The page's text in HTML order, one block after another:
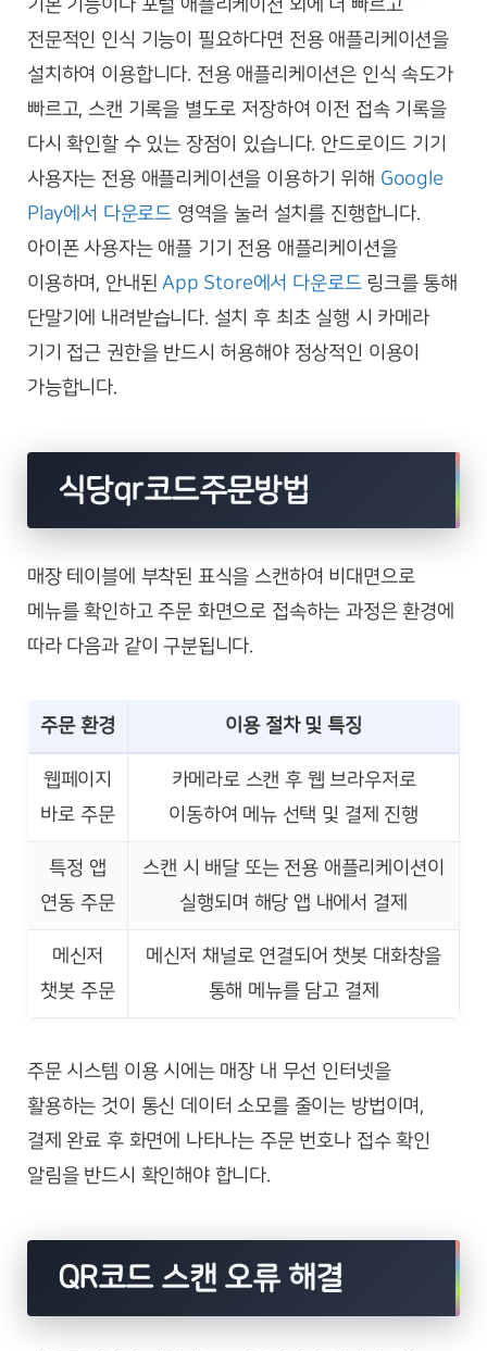
기본 기능이나 포털 애플리케이션 외에 더 빠르고
전문적인 인식 기능이 필요하다면 전용 애플리케이션을
설치하여 이용합니다. 전용 애플리케이션은 인식 속도가
빠르고, 스캔 기록을 별도로 저장하여 이전 접속 기록을
다시 확인할 수 있는 장점이 있습니다. 안드로이드 기기
사용자는 전용 애플리케이션을 이용하기 위해 Google
Play에서 다운로드 영역을 눌러 설치를 진행합니다.
아이폰 사용자는 애플 기기 전용 애플리케이션을
이용하며, 안내된App Store에서 다운로드링크를 통해
단말기에 내려받습니다. 설치 후 최초 실행 시 카메라
기기 접근 권한을 반드시 허용해야 정상적인 이용이
가능합니다.
식당qr코드주문방법
매장 테이블에 부착된 표식을 스캔하여 비대면으로
메뉴를 확인하고 주문 화면으로 접속하는 과정은 환경에
따라 다음과 같이 구분됩니다.
주문 환경 이용 절차 및 특징
웹페이지
바로 주문
카메라로 스캔 후 웹 브라우저로
이동하여 메뉴 선택 및 결제 진행
특정 앱
연동 주문
스캔 시 배달 또는 전용 애플리케이션이
실행되며 해당 앱 내에서 결제
메신저
챗봇 주문
메신저 채널로 연결되어 챗봇 대화창을
통해 메뉴를 담고 결제
주문 시스템 이용 시에는 매장 내 무선 인터넷을
활용하는 것이 통신 데이터 소모를 줄이는 방법이며,
결제 완료 후 화면에 나타나는 주문 번호나 접수 확인
알림을 반드시 확인해야 합니다.
QR코드 스캔 오류 해결